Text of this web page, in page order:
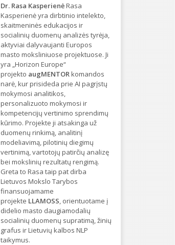
Dr. Rasa KasperienėRasa
Kasperienė yra dirbtinio intelekto,
skaitmeninės edukacijos ir
socialinių duomenų analizės tyrėja,
aktyviai dalyvaujanti Europos
masto moksliniuose projektuose. Ji
yra „Horizon Europe“
projekto augMENTORkomandos
narė, kur prisideda prie AI pagrįstų
mokymosi analitikos,
personalizuoto mokymosi ir
kompetencijų vertinimo sprendimų
kūrimo. Projekte ji atsakinga už
duomenų rinkimą, analitinį
modeliavimą, pilotinių diegimų
vertinimą, vartotojų patirčių analizę
bei mokslinių rezultatų rengimą.
Greta to Rasa taip pat dirba
Lietuvos Mokslo Tarybos
finansuojamame
projekte LLAMOSS, orientuotame į
didelio masto daugiamodalių
socialinių duomenų supratimą, žinių
grafus ir Lietuvių kalbos NLP
taikymus.